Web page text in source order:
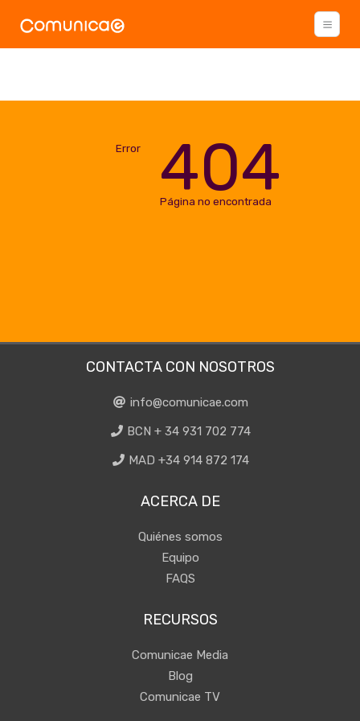
Error 404
Página no encontrada
CONTACTA CON NOSOTROS
info@comunicae.com
BCN + 34 931 702 774
MAD +34 914 872 174
ACERCA DE
Quiénes somos
Equipo
FAQS
RECURSOS
Comunicae Media
Blog
Comunicae TV